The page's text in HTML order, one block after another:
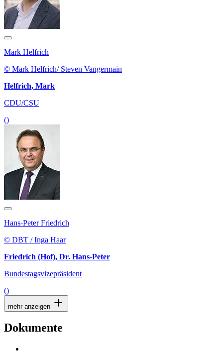
Mark Helfrich
© Mark Helfrich/ Steven Vangermain
Helfrich, Mark
CDU/CSU
()
Hans-Peter Friedrich
© DBT / Inga Haar
Friedrich (Hof), Dr. Hans-Peter
Bundestagsvizepräsident
()
mehr anzeigen
Dokumente